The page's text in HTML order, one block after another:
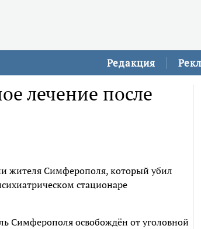
Редакция
лечение после
жителя Симферополя, который убил
стационаре
Симферополя освобождён от уголовной